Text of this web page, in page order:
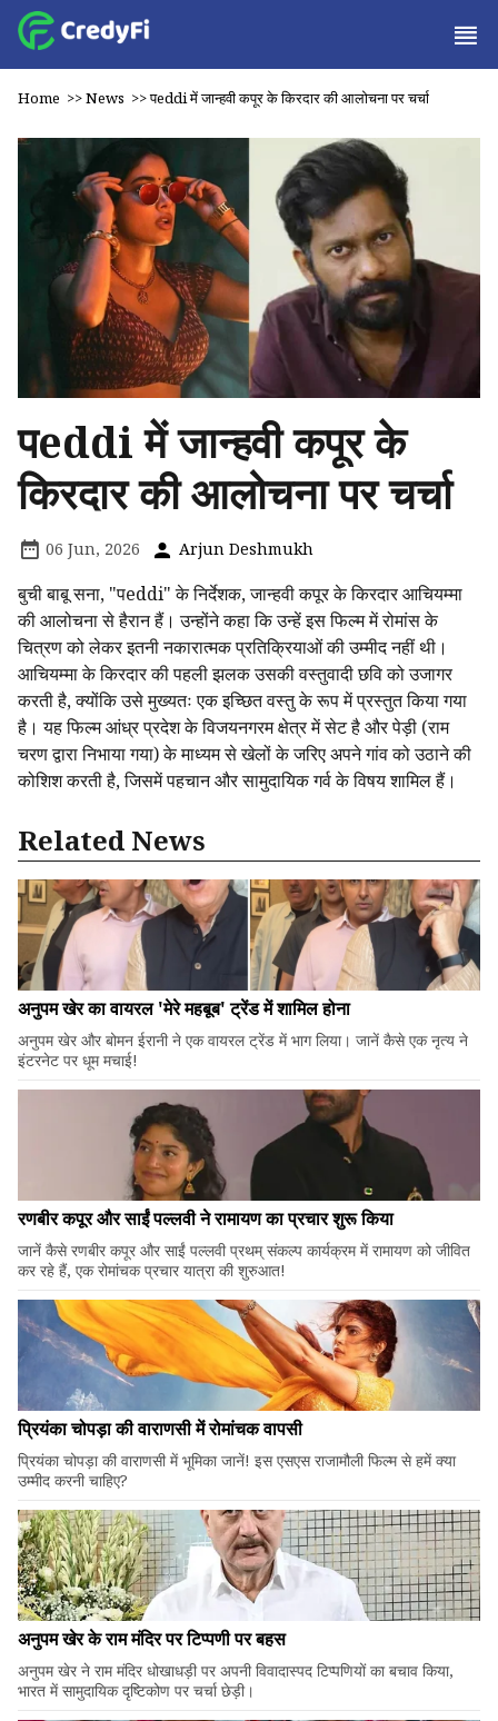
Home >>News >>पeddi में जान्हवी कपूर के किरदार की आलोचना पर चर्चा
पeddi में जान्हवी कपूर के
किरदार की आलोचना पर चर्चा
06 Jun, 2026 Arjun Deshmukh
बुची बाबू सना, "पeddi" के निर्देशक, जान्हवी कपूर के किरदार आचियम्मा
की आलोचना से हैरान हैं। उन्होंने कहा कि उन्हें इस फिल्म में रोमांस के
चित्रण को लेकर इतनी नकारात्मक प्रतिक्रियाओं की उम्मीद नहीं थी।
आचियम्मा के किरदार की पहली झलक उसकी वस्तुवादी छवि को उजागर
करती है, क्योंकि उसे मुख्यतः एक इच्छित वस्तु के रूप में प्रस्तुत किया गया
है। यह फिल्म आंध्र प्रदेश के विजयनगरम क्षेत्र में सेट है और पेड़ी (राम
चरण द्वारा निभाया गया) के माध्यम से खेलों के जरिए अपने गांव को उठाने की
कोशिश करती है, जिसमें पहचान और सामुदायिक गर्व के विषय शामिल हैं।
Related News
अनुपम खेर का वायरल 'मेरे महबूब' ट्रेंड में शामिल होना
अनुपम खेर और बोमन ईरानी ने एक वायरल ट्रेंड में भाग लिया। जानें कैसे एक नृत्य ने
इंटरनेट पर धूम मचाई!
रणबीर कपूर और साईं पल्लवी ने रामायण का प्रचार शुरू किया
जानें कैसे रणबीर कपूर और साईं पल्लवी प्रथम् संकल्प कार्यक्रम में रामायण को जीवित
कर रहे हैं, एक रोमांचक प्रचार यात्रा की शुरुआत!
प्रियंका चोपड़ा की वाराणसी में रोमांचक वापसी
प्रियंका चोपड़ा की वाराणसी में भूमिका जानें! इस एसएस राजामौली फिल्म से हमें क्या
उम्मीद करनी चाहिए?
अनुपम खेर के राम मंदिर पर टिप्पणी पर बहस
अनुपम खेर ने राम मंदिर धोखाधड़ी पर अपनी विवादास्पद टिप्पणियों का बचाव किया,
भारत में सामुदायिक दृष्टिकोण पर चर्चा छेड़ी।